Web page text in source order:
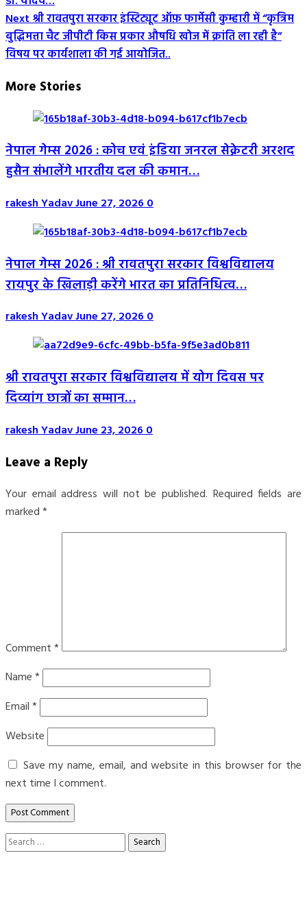
Navigation
Nextश्री रावतपुरा सरकार इंस्टिट्यूट ऑफ़ फार्मेसी कुम्हारी में “कृत्रिम
बुद्धिमत्ता चैट जीपीटी किस प्रकार औषधि खोज में क्रांति ला रही है”
विषय पर कार्यशाला की गई आयोजित..
More Stories
नेपाल गेम्स 2026 : कोच एवं इंडिया जनरल सेक्रेटरी अरशद
हुसैन संभालेंगे भारतीय दल की कमान…
rakesh YadavJune 27, 20260
नेपाल गेम्स 2026 : श्री रावतपुरा सरकार विश्वविद्यालय
रायपुर के खिलाड़ी करेंगे भारत का प्रतिनिधित्व…
rakesh YadavJune 27, 20260
श्री रावतपुरा सरकार विश्वविद्यालय में योग दिवस पर
दिव्यांग छात्रों का सम्मान…
rakesh YadavJune 23, 20260
Leave a Reply
Your email address will not be published. Required fields are
marked*
Comment*
Name*
Email*
Website
Save my name, email, and website in this browser for the
next time I comment.
Search